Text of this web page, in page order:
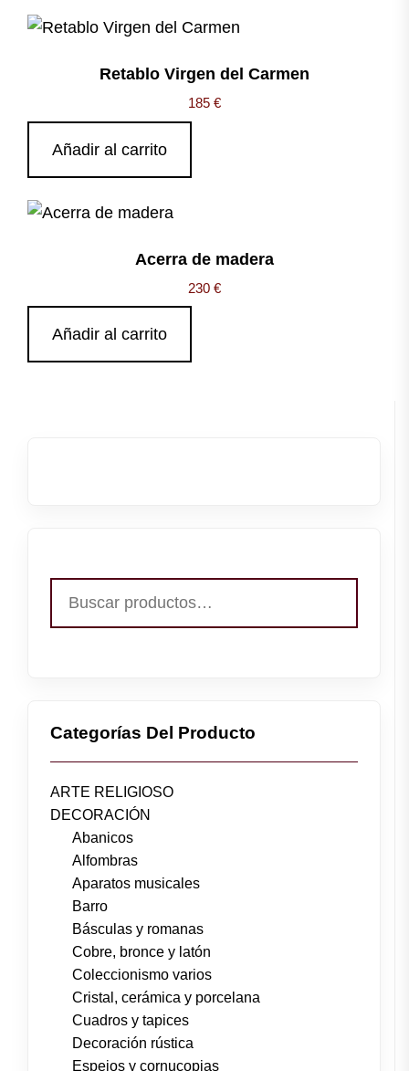
Retablo Virgen del Carmen
185 €
Añadir al carrito
Acerra de madera
230 €
Añadir al carrito
por:
Categorías Del Producto
ARTE RELIGIOSO
DECORACIÓN
Abanicos
Alfombras
Aparatos musicales
Barro
Básculas y romanas
Cobre, bronce y latón
Coleccionismo varios
Cristal, cerámica y porcelana
Cuadros y tapices
Decoración rústica
Espejos y cornucopias